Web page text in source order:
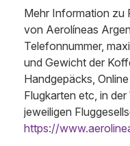
Mehr Information zu
von Aerolíneas
Telefonnummer,
und Gewicht der
Handgepäcks,
Flugkarten etc, in der
jeweiligen
https://